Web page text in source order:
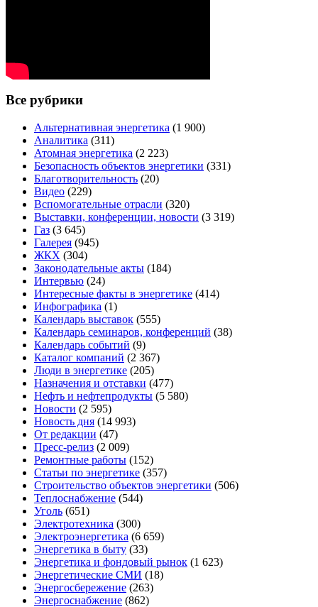
Все рубрики
Альтернативная энергетика (1 900)
Аналитика (311)
Атомная энергетика (2 223)
Безопасность объектов энергетики (331)
Благотворительность (20)
Видео (229)
Вспомогательные отрасли (320)
Выставки, конференции, новости (3 319)
Газ (3 645)
Галерея (945)
ЖКХ (304)
Законодательные акты (184)
Интервью (24)
Интересные факты в энергетике (414)
Инфографика (1)
Календарь выставок (555)
Календарь семинаров, конференций (38)
Календарь событий (9)
Каталог компаний (2 367)
Люди в энергетике (205)
Назначения и отставки (477)
Нефть и нефтепродукты (5 580)
Новости (2 595)
Новость дня (14 993)
От редакции (47)
Пресс-релиз (2 009)
Ремонтные работы (152)
Статьи по энергетике (357)
Строительство объектов энергетики (506)
Теплоснабжение (544)
Уголь (651)
Электротехника (300)
Электроэнергетика (6 659)
Энергетика в быту (33)
Энергетика и фондовый рынок (1 623)
Энергетические СМИ (18)
Энергосбережение (263)
Энергоснабжение (862)